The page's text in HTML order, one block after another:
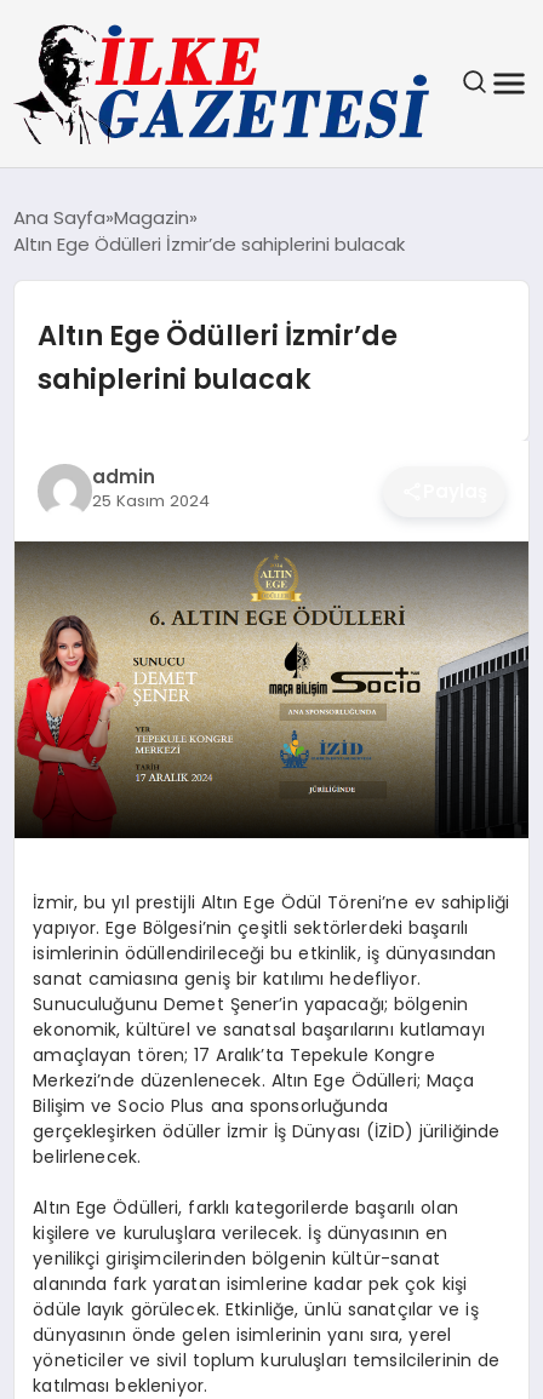
TEKNOLOJI
SPOR
SAĞLIK
EKONOMI
DÜNYA
SIYASET
EĞITIM
Ana Sayfa Magazin
Altın Ege Ödülleri İzmir’de sahiplerini bulacak
Altın Ege Ödülleri İzmir’de
sahiplerini bulacak
admin
25 Kasım 2024
İzmir, bu yıl prestijli Altın Ege Ödül Töreni’ne ev sahipliği
yapıyor. Ege Bölgesi’nin çeşitli sektörlerdeki başarılı
isimlerinin ödüllendirileceği bu etkinlik, iş dünyasından
sanat camiasına geniş bir katılımı hedefliyor.
Sunuculuğunu Demet Şener’in yapacağı; bölgenin
ekonomik, kültürel ve sanatsal başarılarını kutlamayı
amaçlayan tören; 17 Aralık’ta Tepekule Kongre
Merkezi’nde düzenlenecek. Altın Ege Ödülleri; Maça
Bilişim ve Socio Plus ana sponsorluğunda
gerçekleşirken ödüller İzmir İş Dünyası (İZİD) jüriliğinde
belirlenecek.
Altın Ege Ödülleri, farklı kategorilerde başarılı olan
kişilere ve kuruluşlara verilecek. İş dünyasının en
yenilikçi girişimcilerinden bölgenin kültür-sanat
alanında fark yaratan isimlerine kadar pek çok kişi
ödüle layık görülecek. Etkinliğe, ünlü sanatçılar ve iş
dünyasının önde gelen isimlerinin yanı sıra, yerel
yöneticiler ve sivil toplum kuruluşları temsilcilerinin de
katılması bekleniyor.